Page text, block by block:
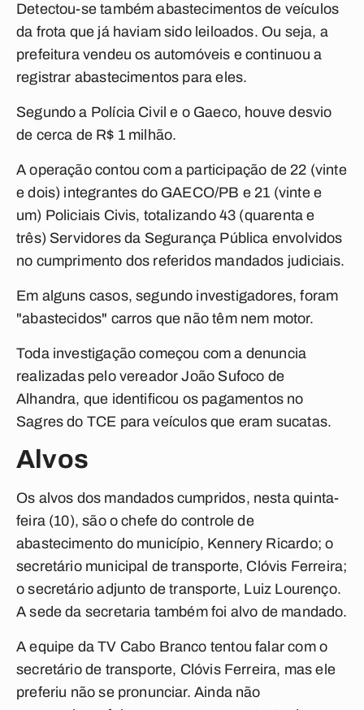
Detectou-se também abastecimentos de veículos
da frota que já haviam sido leiloados. Ou seja, a
prefeitura vendeu os automóveis e continuou a
registrar abastecimentos para eles.
Segundo a Polícia Civil e o Gaeco, houve desvio
de cerca de R$ 1 milhão.
A operação contou com a participação de 22 (vinte
e dois) integrantes do GAECO/PB e 21 (vinte e
um) Policiais Civis, totalizando 43 (quarenta e
três) Servidores da Segurança Pública envolvidos
no cumprimento dos referidos mandados judiciais.
Em alguns casos, segundo investigadores, foram
"abastecidos" carros que não têm nem motor.
Toda investigação começou com a denuncia
realizadas pelo vereador João Sufoco de
Alhandra, que identificou os pagamentos no
Sagres do TCE para veículos que eram sucatas.
Alvos
Os alvos dos mandados cumpridos, nesta quinta-
feira (10), são o chefe do controle de
abastecimento do município, Kennery Ricardo; o
secretário municipal de transporte, Clóvis Ferreira;
o secretário adjunto de transporte, Luiz Lourenço.
A sede da secretaria também foi alvo de mandado.
A equipe da TV Cabo Branco tentou falar com o
secretário de transporte, Clóvis Ferreira, mas ele
preferiu não se pronunciar. Ainda não